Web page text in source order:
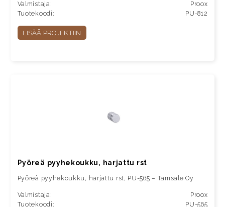
Valmistaja:
Proox
Tuotekoodi:
PU-812
LISÄÄ PROJEKTIIN
Pyöreä pyyhekoukku, harjattu rst
Pyöreä pyyhekoukku, harjattu rst, PU-565 – Tamsale Oy
Valmistaja:
Proox
Tuotekoodi:
PU-565